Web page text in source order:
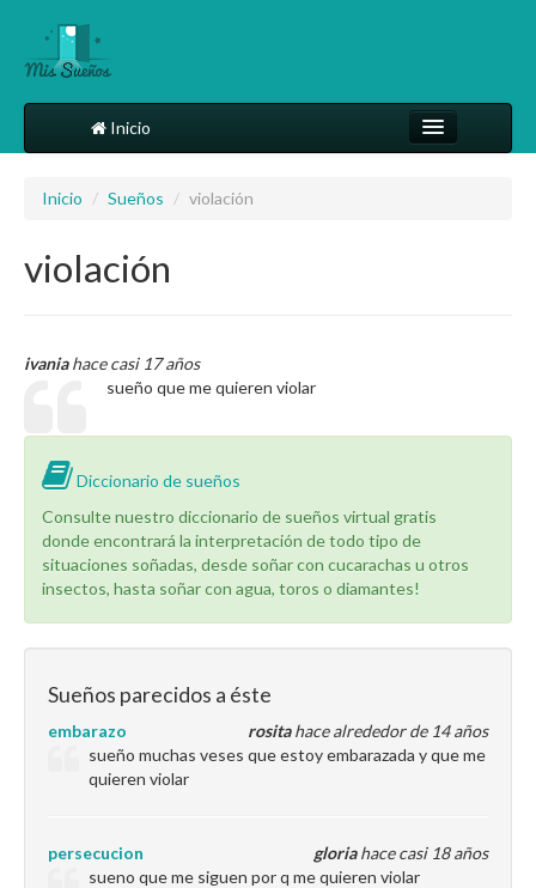
Inicio
Más
Inicio / Sueños / violación
violación
ivaniahace casi 17 años
sueño que me quieren violar
Diccionario de sueños
Consulte nuestro diccionario de sueños virtual gratis
donde encontrará la interpretación de todo tipo de
situaciones soñadas, desde soñar con cucarachas u otros
insectos, hasta soñar con agua, toros o diamantes!
Sueños parecidos a éste
rositahace alrededor de 14 años
embarazo
sueño muchas veses que estoy embarazada y que me
quieren violar
gloriahace casi 18 años
persecucion
sueno que me siguen por q me quieren violar